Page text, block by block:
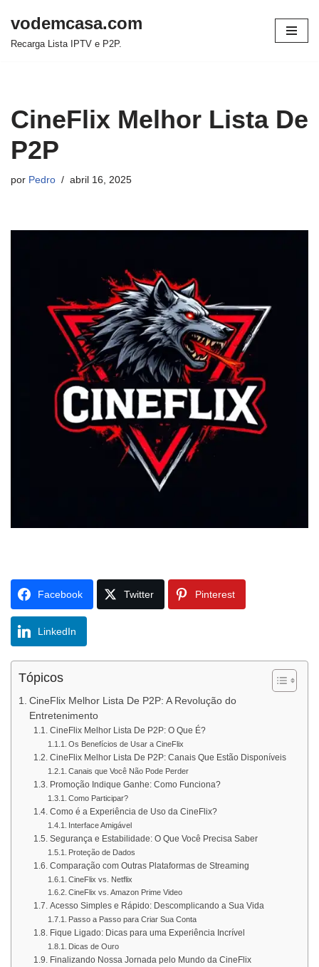
Pular
vodemcasa.com
Recarga Lista IPTV e P2P.
CineFlix Melhor Lista De
P2P
por Pedro abril 16, 2025
Facebook Twitter Pinterest
LinkedIn
Tópicos
CineFlix Melhor Lista De P2P: A Revolução do
Entretenimento
CineFlix Melhor Lista De P2P: O Que É?
Os Benefícios de Usar a CineFlix
CineFlix Melhor Lista De P2P: Canais Que Estão Disponíveis
Canais que Você Não Pode Perder
Promoção Indique Ganhe: Como Funciona?
Como Participar?
Como é a Experiência de Uso da CineFlix?
Interface Amigável
Segurança e Estabilidade: O Que Você Precisa Saber
Proteção de Dados
Comparação com Outras Plataformas de Streaming
CineFlix vs. Netflix
CineFlix vs. Amazon Prime Video
Acesso Simples e Rápido: Descomplicando a Sua Vida
Passo a Passo para Criar Sua Conta
Fique Ligado: Dicas para uma Experiência Incrível
Dicas de Ouro
Finalizando Nossa Jornada pelo Mundo da CineFlix